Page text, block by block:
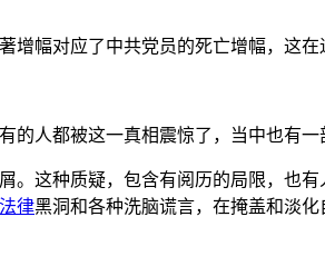
幅对应了中共党员的死亡增幅，这在
人都被这一真相震惊了，当中也有一
这种质疑，包含有阅历的局限，也
法律黑洞和各种洗脑谎言，在掩盖和淡